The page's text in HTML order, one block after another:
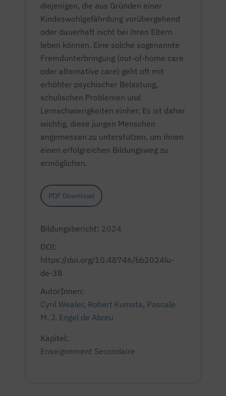
diejenigen, die aus Gründen einer
Kindeswohlgefährdung vorübergehend
oder dauerhaft nicht bei ihren Eltern
leben können. Eine solche sogenannte
Fremdunterbringung (out-of-home care
oder alternative care) geht oft mit
erhöhter psychischer Belastung,
schulischen Problemen und
Lernschwierigkeiten einher. Es ist daher
wichtig, diese jungen Menschen
angemessen zu unterstützen, um ihnen
einen erfolgreichen Bildungsweg zu
ermöglichen.
PDF Download
Bildungsbericht: 2024
DOI:
https://doi.org/10.48746/bb2024lu-
de-38
AutorInnen:
Cyril Wealer, Robert Kumsta, Pascale
M. J. Engel de Abreu
Kapitel:
Enseignement Secondaire